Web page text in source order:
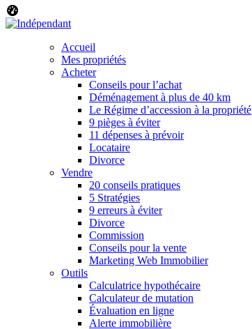
Accueil
Mes propriétés
Acheter
Conseils pour l’achat
Déménagement à plus de 40 km
Le Régime d’accession à la propriété
9 pièges à éviter
11 dépenses à prévoir
Locataire
Divorce
Vendre
20 conseils pratiques
5 Stratégies
9 erreurs à éviter
Divorce
Commission
Conseils pour la vente
Marketing Web Immobilier
Outils
Calculatrice hypothécaire
Calculateur de mutation
Évaluation en ligne
Alerte immobilière